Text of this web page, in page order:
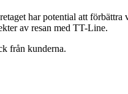
har potential att förbättra
av resan med TT-Line.
från kunderna.